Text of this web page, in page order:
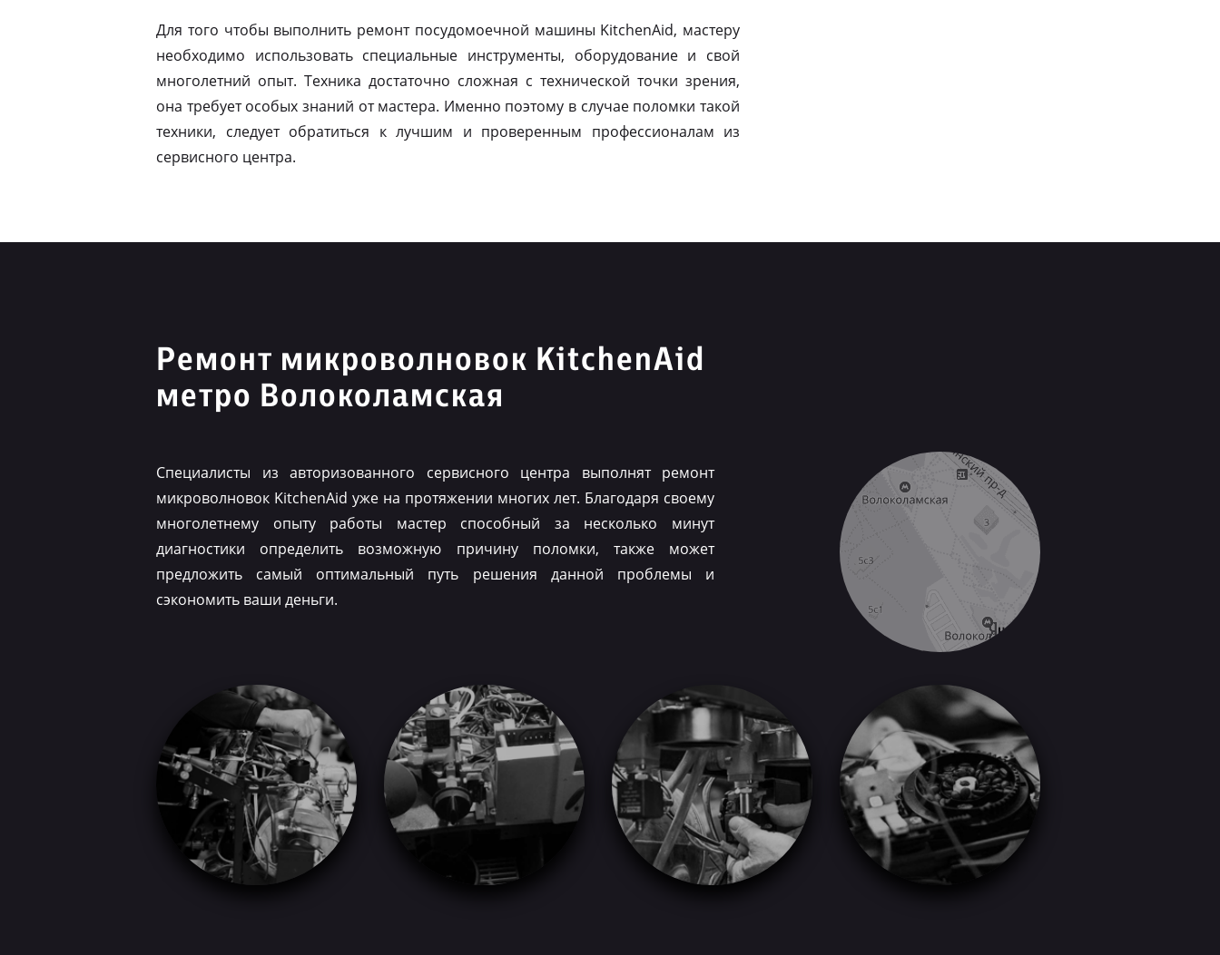
Для того чтобы выполнить ремонт посудомоечной машины KitchenAid, мастеру
необходимо использовать специальные инструменты, оборудование и свой
многолетний опыт. Техника достаточно сложная с технической точки зрения,
она требует особых знаний от мастера. Именно поэтому в случае поломки такой
техники, следует обратиться к лучшим и проверенным профессионалам из
сервисного центра.
Ремонт микроволновок KitchenAid
метро Волоколамская
Специалисты из авторизованного сервисного центра выполнят ремонт
микроволновок KitchenAid уже на протяжении многих лет. Благодаря своему
многолетнему опыту работы мастер способный за несколько минут
диагностики определить возможную причину поломки, также может
предложить самый оптимальный путь решения данной проблемы и
сэкономить ваши деньги.